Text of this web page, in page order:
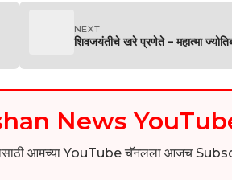
NEXT
शिवजयंतीचे खरे प्रणेते – महात्मा
News
आमच्या YouTube चॅनलला आजच